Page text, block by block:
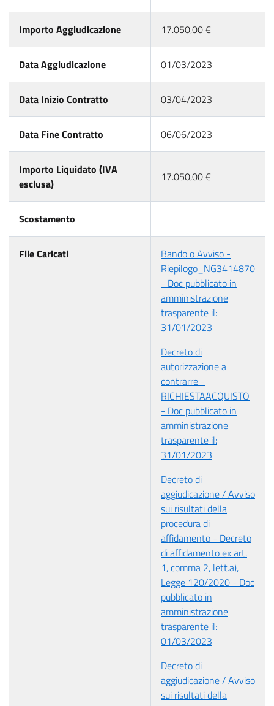
Importo Aggiudicazione 17.050,00 €
Data Aggiudicazione 01/03/2023
Data Inizio Contratto 03/04/2023
Data Fine Contratto 06/06/2023
Importo Liquidato (IVA
esclusa)
17.050,00 €
Scostamento
File Caricati
Bando o Avviso -
Riepilogo_NG3414870
- Doc pubblicato in
amministrazione
trasparente il:
31/01/2023
Decreto di
autorizzazione a
contrarre -
RICHIESTAACQUISTO
- Doc pubblicato in
amministrazione
trasparente il:
31/01/2023
Decreto di
aggiudicazione / Avviso
sui risultati della
procedura di
affidamento - Decreto
di affidamento ex art.
1, comma 2, lett.a),
Legge 120/2020 - Doc
pubblicato in
amministrazione
trasparente il:
01/03/2023
Decreto di
aggiudicazione / Avviso
sui risultati della